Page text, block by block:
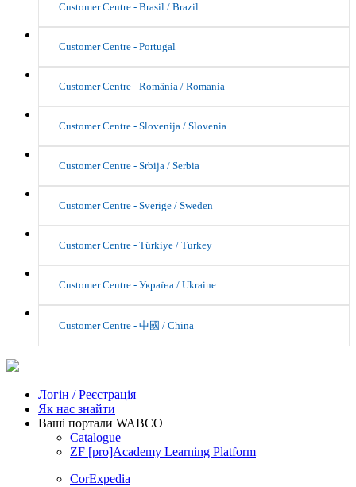
Customer Centre - Brasil / Brazil
Customer Centre - Portugal
Customer Centre - România / Romania
Customer Centre - Slovenija / Slovenia
Customer Centre - Srbija / Serbia
Customer Centre - Sverige / Sweden
Customer Centre - Türkiye / Turkey
Customer Centre - Україна / Ukraine
Customer Centre - 中國 / China
Логін / Реєстрація
Як нас знайти
Ваші портали WABCO
Catalogue
ZF [pro]Academy Learning Platform
CorExpedia